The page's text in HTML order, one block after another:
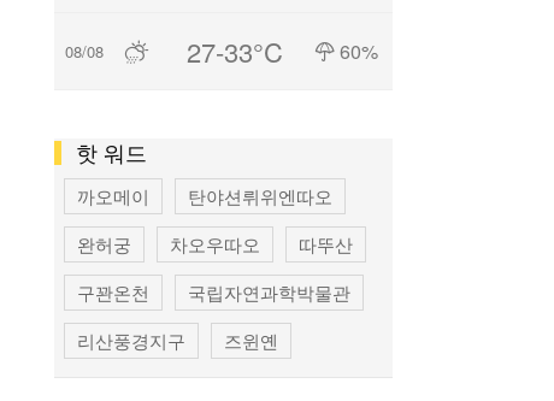
08/08 27-33°C 60%
핫 워드
까오메이
탄야션뤼위엔따오
완허궁
차오우따오
따뚜산
구꽌온천
국립자연과학박물관
리산풍경지구
즈윈옌